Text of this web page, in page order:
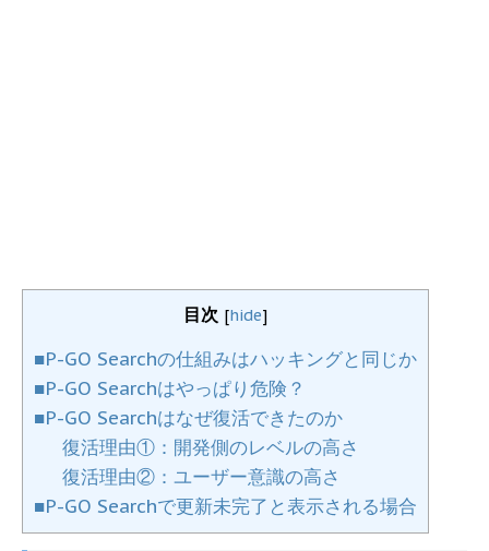
目次 [hide]
■P-GO Searchの仕組みはハッキングと同じか
■P-GO Searchはやっぱり危険？
■P-GO Searchはなぜ復活できたのか
復活理由①：開発側のレベルの高さ
復活理由②：ユーザー意識の高さ
■P-GO Searchで更新未完了と表示される場合